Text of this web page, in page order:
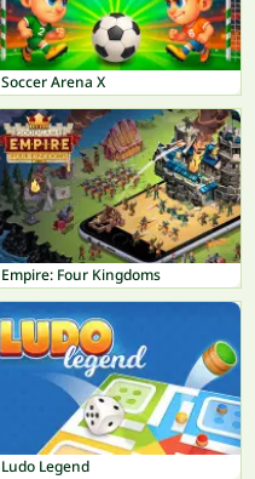
Soccer Arena X
Empire: Four Kingdoms
Ludo Legend